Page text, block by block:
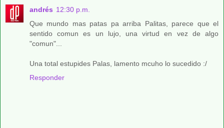
andrés 12:30 p.m.
Que mundo mas patas pa arriba Palitas, parece que el
sentido comun es un lujo, una virtud en vez de algo
"comun"...
Una total estupides Palas, lamento mcuho lo sucedido :/
Responder